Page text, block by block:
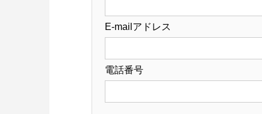
E-mailアドレス
電話番号